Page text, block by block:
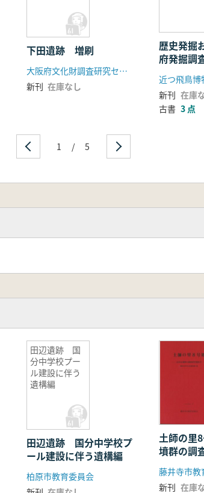
下田遺跡 増刷
大阪府文化財調査研究センター
新刊 在庫なし
歴史発掘
府発掘調
近つ飛鳥博
新刊 在庫
古書 3 点
1 / 5
田辺遺跡 国
分中学校プー
ル建設に伴う
遺構編
田辺遺跡 国分中学校プ
ール建設に伴う遺構編
柏原市教育委員会
土師の里
墳群の調
藤井寺市教
新刊 在庫